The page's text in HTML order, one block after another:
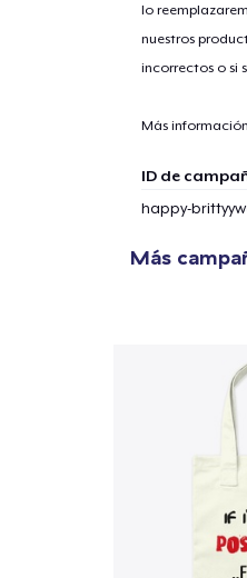
lo
nuestros
incorrectos o si
Más
ID de
happy-
Más